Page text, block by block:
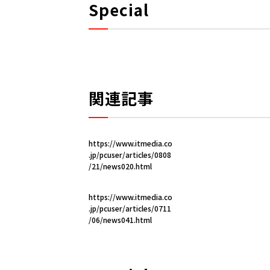
Special
関連記事
https://www.itmedia.co
.jp/pcuser/articles/0808
/21/news020.html
https://www.itmedia.co
.jp/pcuser/articles/0711
/06/news041.html